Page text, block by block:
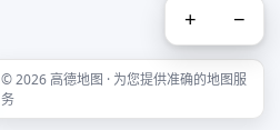
+ −
© 2026 高德地图 · 为您提供准确的地图服
务